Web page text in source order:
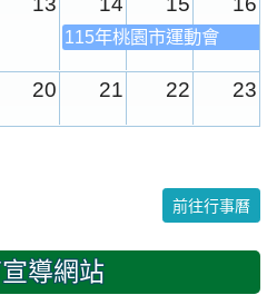
115年桃園市運動會
20 21 22 23
3
前往行事曆
導網站